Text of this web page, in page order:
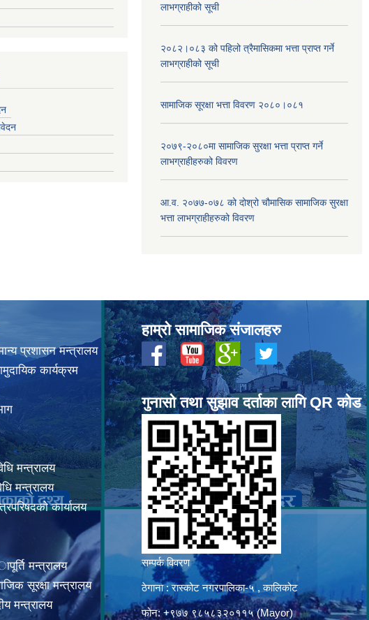
लाभग्राहीको सूची
२०८२।०८३ को पहिलो त्रैमासिकमा भत्ता प्राप्‍त गर्ने
लाभग्राहीको सूची
सामाजिक सूरक्षा भत्ता विवरण २०८०।०८१
२०७९-२०८०मा सामाजिक सुरक्षा भत्ता प्राप्त गर्ने
लाभग्राहीहरुको विवरण
आ.व. २०७७-०७८ को दोश्रो चौमासिक सामाजिक सुरक्षा
भत्ता लाभग्राहीहरुको विवरण
प्रशासन मन्त्रालय
कार्यक्रम
मन्त्रालय
मन्त्रालय
कार्यालय
मन्त्रालय
सूरक्षा मन्त्रालय
मन्त्रालय
हाम्रो सामाजिक संजालहरु
गुनासो तथा सुझाव दर्ताका लागि QR कोड
सम्पर्क विवरण
ठेगाना : रास्कोट नगरपालिका-५ , कालिकोट
फोन: +९७७ ९८५८३२०११५ (Mayor)